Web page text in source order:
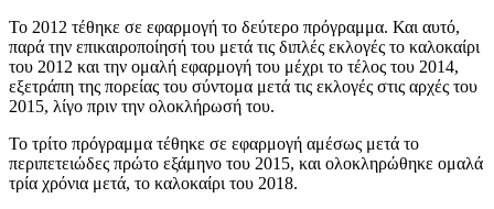
Το 2012 τέθηκε σε εφαρμογή το δεύτερο πρόγραμμα. Και αυτό,
παρά την επικαιροποίησή του μετά τις διπλές εκλογές το καλοκαίρι
του 2012 και την ομαλή εφαρμογή του μέχρι το τέλος του 2014,
εξετράπη της πορείας του σύντομα μετά τις εκλογές στις αρχές του
2015, λίγο πριν την ολοκλήρωσή του.
Το τρίτο πρόγραμμα τέθηκε σε εφαρμογή αμέσως μετά το
περιπετειώδες πρώτο εξάμηνο του 2015, και ολοκληρώθηκε ομαλά
τρία χρόνια μετά, το καλοκαίρι του 2018.